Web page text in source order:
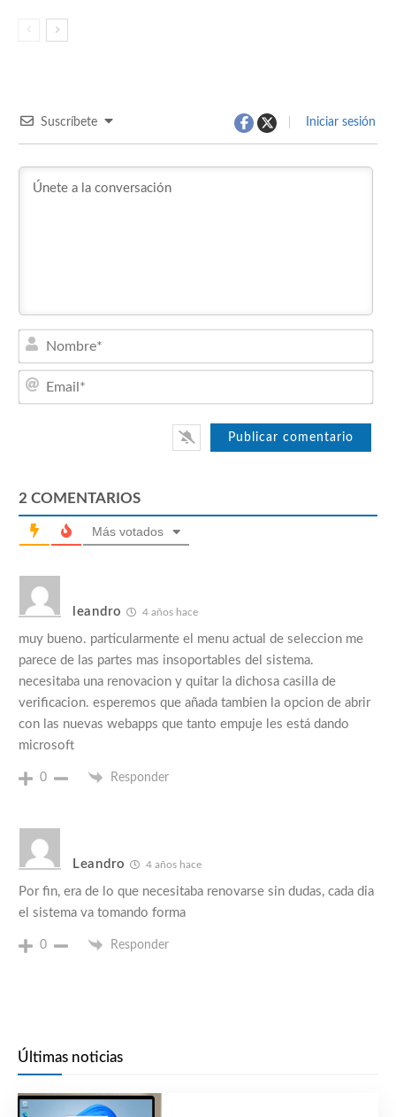
Suscríbete Iniciar sesión
2 COMENTARIOS
Más votados
leandro 4 años hace
muy bueno. particularmente el menu actual de seleccion me
parece de las partes mas insoportables del sistema.
necesitaba una renovacion y quitar la dichosa casilla de
verificacion. esperemos que añada tambien la opcion de abrir
con las nuevas webapps que tanto empuje les está dando
microsoft
0 Responder
Leandro 4 años hace
Por fin, era de lo que necesitaba renovarse sin dudas, cada dia
el sistema va tomando forma
0 Responder
Últimas noticias